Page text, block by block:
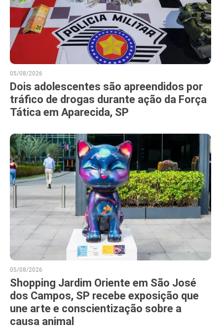
05/08/2026
Dois adolescentes são apreendidos por
tráfico de drogas durante ação da Força
Tática em Aparecida, SP
05/08/2026
Shopping Jardim Oriente em São José
dos Campos, SP recebe exposição que
une arte e conscientização sobre a
causa animal